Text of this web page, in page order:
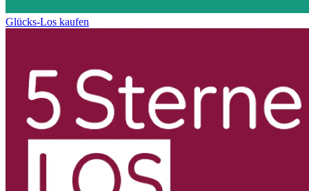
Glücks-Los kaufen